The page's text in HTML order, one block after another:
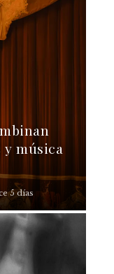
y música
5 días